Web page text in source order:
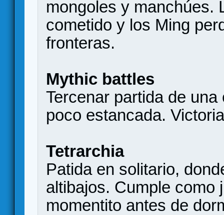
mongoles y manchúes.
cometido y los Ming
fronteras.
Mythic battles
Tercenar partida de
poco estancada.
Tetrarchia
Patida en solitario,
altibajos. Cumple como
momentito antes de